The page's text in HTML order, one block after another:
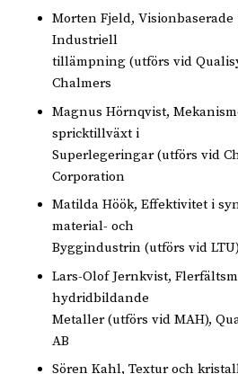
Morten Fjeld,
Industriell
tillämpning (utförs vid
Chalmers
Magnus Hörnqvist,
spricktillväxt i
Superlegeringar (utförs vid
Corporation
Matilda Höök, Effektivitet i
material- och
Byggindustrin (utförs vid
Lars-Olof Jernkvist,
hydridbildande
Metaller (utförs vid MAH),
AB
Sören Kahl, Textur och